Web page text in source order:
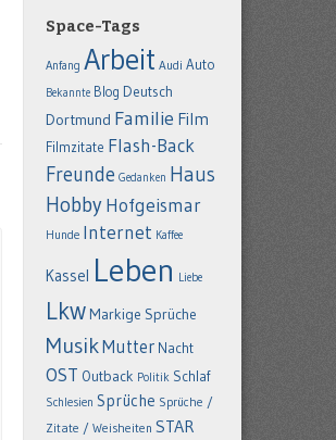
Space-Tags
Anfang Arbeit Audi Auto
Bekannte Blog Deutsch
Dortmund Familie Film
Filmzitate Flash-Back
Freunde Gedanken Haus
HobbyHofgeismar
Hunde Internet Kaffee
Kassel Leben Liebe
LkwMarkige Sprüche
MusikMutter Nacht
OST Outback Politik Schlaf
Schlesien Sprüche Sprüche /
Zitate / Weisheiten STAR